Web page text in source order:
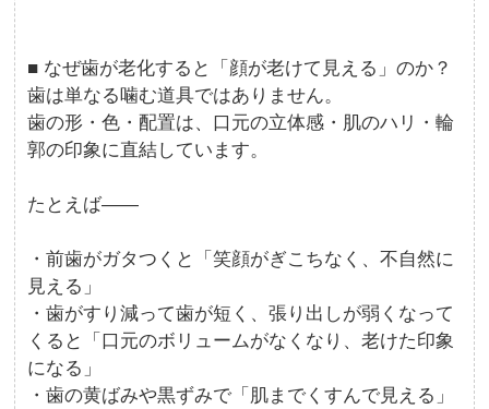
■ なぜ歯が老化すると「顔が老けて見える」のか？
歯は単なる噛む道具ではありません。
歯の形・色・配置は、口元の立体感・肌のハリ・輪
郭の印象に直結しています。
たとえば――
・前歯がガタつくと「笑顔がぎこちなく、不自然に
見える」
・歯がすり減って歯が短く、張り出しが弱くなって
くると「口元のボリュームがなくなり、老けた印象
になる」
・歯の黄ばみや黒ずみで「肌までくすんで見える」